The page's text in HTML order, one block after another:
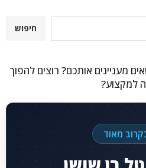
חיפוש
מעניינים אותכם? רוצים להפוך
למקצוע?
מאוד